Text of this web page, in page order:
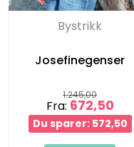
Bystrikk
Josefinegenser
1.245,00
Fra: 672,50
Du sparer: 572,50